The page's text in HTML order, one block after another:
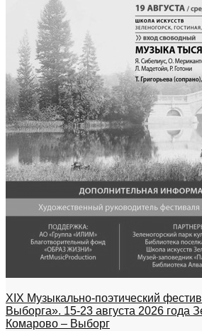
XIX Музыкально-поэтический
Выборга». 15-23 августа 2026 года
Комарово – Выборг